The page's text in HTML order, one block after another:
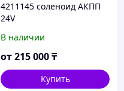
4211145 соленоид АКПП
24V
В наличии
от215 000₸
Купить